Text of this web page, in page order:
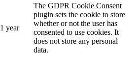
1 year
The GDPR Cookie Consent
plugin sets the cookie to store
whether or not the user has
consented to use cookies. It
does not store any personal
data.